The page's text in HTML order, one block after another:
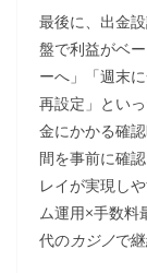
最後に、出金
盤で利益がベ
ーへ」「週末
再設定」といっ
金にかかる確
間を事前に確
レイが実現し
ム運用×手数料
代のカジノで